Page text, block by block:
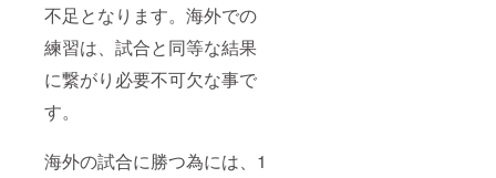
不足となります。海外での
練習は、試合と同等な結果
に繋がり必要不可欠な事で
す。
海外の試合に勝つ為には、1